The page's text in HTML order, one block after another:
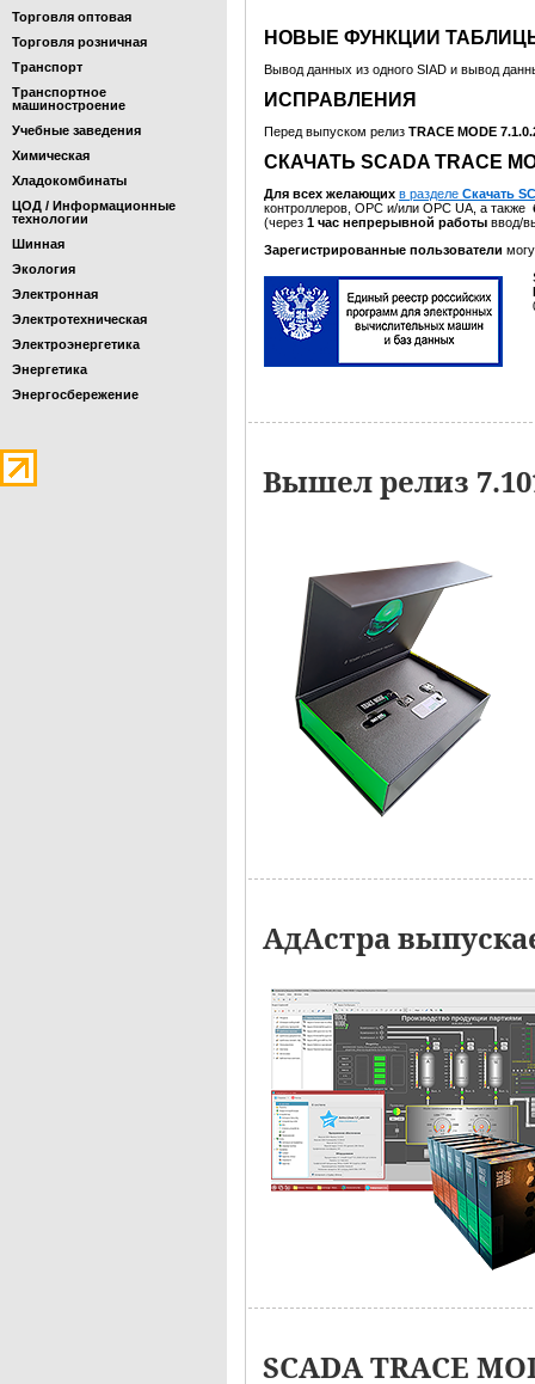
Торговля оптовая
Торговля розничная
Транспорт
Транспортное
машиностроение
Учебные заведения
Химическая
Хладокомбинаты
ЦОД / Информационные
технологии
Шинная
Экология
Электронная
Электротехническая
Электроэнергетика
Энергетика
Энергосбережение
НОВЫЕ ФУНКЦИИ
Вывод данных из одного SIAD и вывод
ИСПРАВЛЕНИЯ
Перед выпуском релиз TRACE MODE
СКАЧАТЬ SCADA TRACE
Для всех желающих в разделе Скачать
контроллеров, OPC и/или OPC UA, а также
(через 1 час непрерывной работы ввод/
Зарегистрированные пользователи
Вышел релиз
АдАстра
SCADA TRACE